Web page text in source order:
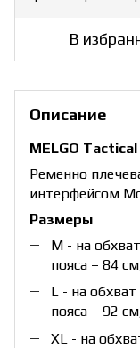
В
Описание
MELGO
Ременно
интерфейсом
Размеры
М - на
пояса – 84
L - на
пояса – 92
XL - на